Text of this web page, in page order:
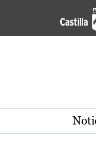
Pasar al contenido
Actualidad